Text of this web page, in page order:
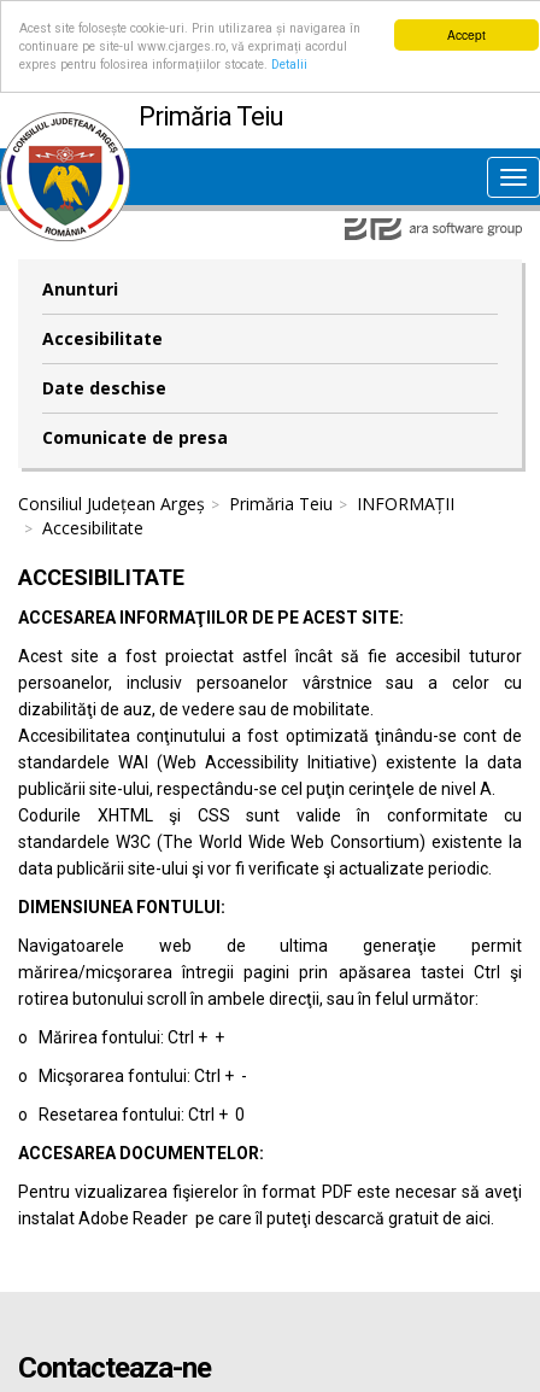
Accept
Acest site folosește cookie-uri. Prin utilizarea și navigarea în
continuare pe site-ul www.cjarges.ro, vă exprimați acordul
expres pentru folosirea informațiilor stocate.
Detalii
Primăria Teiu
Anunturi
Accesibilitate
Date deschise
Comunicate de presa
Consiliul Județean Argeș Primăria Teiu
INFORMAȚII
Accesibilitate
ACCESIBILITATE
ACCESAREA INFORMAŢIILOR DE PE ACEST SITE:
Acest site a fost proiectat astfel încât să fie accesibil tuturor
persoanelor, inclusiv persoanelor vârstnice sau a celor cu
dizabilităţi de auz, de vedere sau de mobilitate.
Accesibilitatea conţinutului a fost optimizată ţinându-se cont de
standardele WAI (Web Accessibility Initiative) existente la data
publicării site-ului, respectându-se cel puţin cerinţele de nivel A.
Codurile XHTML şi CSS sunt valide în conformitate cu
standardele W3C (The World Wide Web Consortium) existente la
data publicării site-ului şi vor fi verificate şi actualizate periodic.
DIMENSIUNEA FONTULUI:
Navigatoarele web de ultima generaţie permit
mărirea/micşorarea întregii pagini prin apăsarea tastei Ctrl şi
rotirea butonului scroll în ambele direcţii, sau în felul următor:
o Mărirea fontului: Ctrl + +
o Micşorarea fontului: Ctrl + -
o Resetarea fontului: Ctrl + 0
ACCESAREA DOCUMENTELOR:
Pentru vizualizarea fişierelor în format PDF este necesar să aveţi
instalat Adobe Reader pe care îl puteţi descarcă gratuit de aici.
Contacteaza-ne